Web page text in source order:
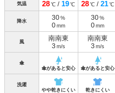
気温 28℃/ 19℃ 28℃/ 21℃
降水 30%
0mm
30%
0mm
風
南南東
3 m/s
南南東
3 m/s
傘
傘があると安心
傘があると安心
洗濯
やや乾きにくい
乾きにくい